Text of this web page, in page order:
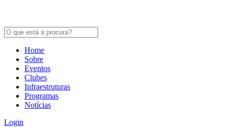
Home
Sobre
Eventos
Clubes
Infraestruturas
Programas
Notícias
Login